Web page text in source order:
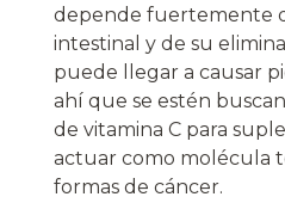
depende fuertemente
intestinal y de su
puede llegar a causar
ahí que se estén
de vitamina C para
actuar como molécula
formas de cáncer.